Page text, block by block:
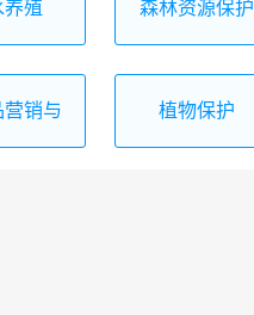
殖
森林资源保护
销与
植物保护